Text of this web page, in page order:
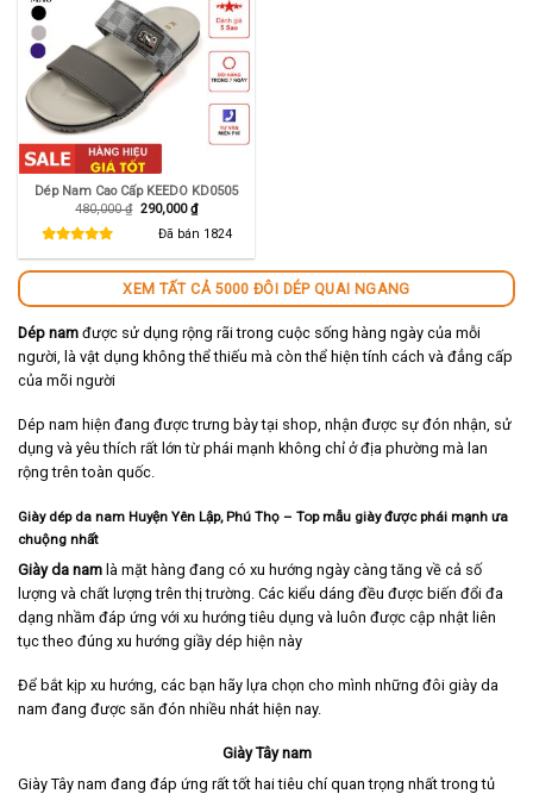
Dép Nam Cao Cấp KEEDO KD0505
480,000₫ Giá
480,000 ₫.
290,000₫Giá
hiện
tại
là:
Đã bán 1824
XEM TẤT CẢ 5000 ĐÔI DÉP QUAI NGANG
Dép nam được sử dụng rộng rãi trong cuộc sống hàng ngày của mỗi
người, là vật dụng không thể thiếu mà còn thể hiện tính cách và đẳng cấp
của mõi người
Dép nam hiện đang được trưng bày tại shop, nhận được sự đón nhận, sử
dụng và yêu thích rất lớn từ phái mạnh không chỉ ở địa phường mà lan
rộng trên toàn quốc.
Giày dép da nam Huyện Yên Lập, Phú Thọ – Top mẫu giày được phái mạnh ưa
chuộng nhất
Giày da nam là mặt hàng đang có xu hướng ngày càng tăng về cả số
lượng và chất lượng trên thị trường. Các kiểu dáng đều được biến đổi đa
dạng nhầm đáp ứng với xu hướng tiêu dụng và luôn được cập nhật liên
tục theo đúng xu hướng giầy dép hiện này
Để bắt kịp xu hướng, các bạn hãy lựa chọn cho mình những đôi giày da
nam đang được săn đón nhiều nhát hiện nay.
Giày Tây nam
Giày Tây nam đang đáp ứng rất tốt hai tiêu chí quan trọng nhất trong tủ